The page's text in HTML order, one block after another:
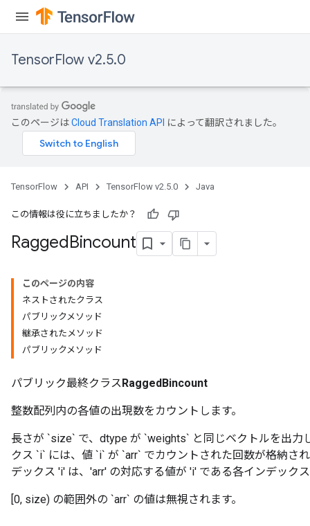
TensorFlow v2.5.0
このページはCloud Translation API によって翻訳されました。
TensorFlow API TensorFlow v2.5.0 Java
この情報は役に立ちましたか？
RaggedBincount
このページの内容
ネストされたクラス
パブリックメソッド
継承されたメソッド
パブリックメソッド
パブリック最終クラスRaggedBincount
整数配列内の各値の出現数をカウントします。
長さが `size` で、dtype が `weights` と同じベクトルを出力
クス `i` には、値 `i` が `arr` でカウントされた回数が格納さ
デックス 'i' は、'arr' の対応する値が 'i' である各インデック
[0, size) の範囲外の `arr` の値は無視されます。